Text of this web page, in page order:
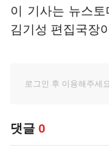
이 기사는 뉴스
김기성 편집국장
댓글 0